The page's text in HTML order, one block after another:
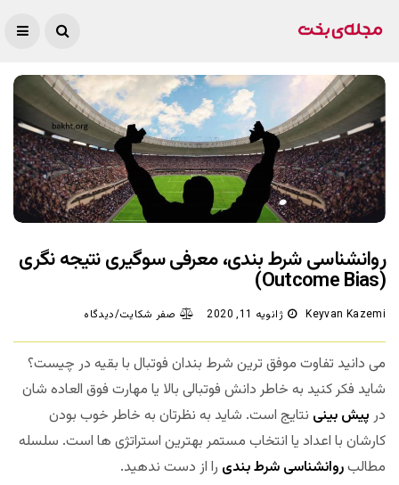
روانشناسی شرط بندی، معرفی سوگیری نتیجه نگری
(Outcome Bias)
Keyvan Kazemi ژانویه 11, 2020 صفر شکایت/دیدگاه
می دانید تفاوت موفق ترین شرط بندان فوتبال با بقیه در چیست؟
شاید فکر کنید به خاطر دانش فوتبالی بالا یا مهارت فوق العاده شان
در پیش بینی نتایج است. شاید به نظرتان به خاطر خوب بودن
کارشان با اعداد یا انتخاب مستمر بهترین استراتژی ها است. سلسله
مطالبروانشناسی شرط بندی را از دست ندهید.